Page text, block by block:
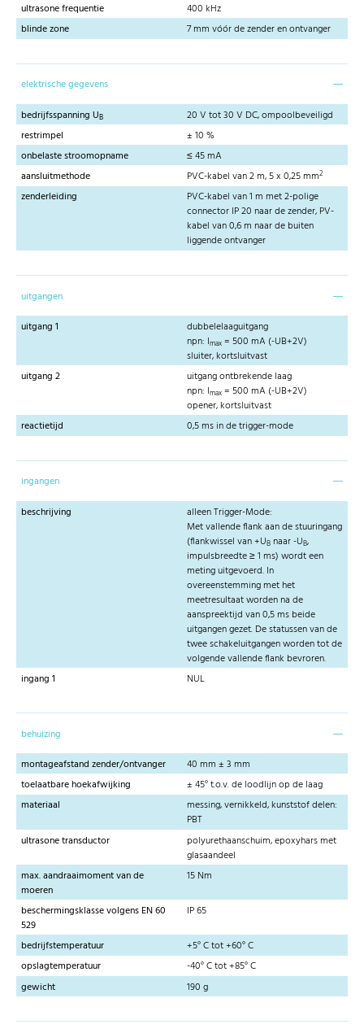
ultrasone frequentie
400 kHz
blinde zone
7 mm vóór de zender en ontvanger
elektrische gegevens
bedrijfsspanning UB
20 V tot 30 V DC, ompoolbeveiligd
restrimpel
± 10 %
onbelaste stroomopname
≤ 45 mA
aansluitmethode
PVC-kabel van 2 m, 5 x 0,25 mm2
zenderleiding
PVC-kabel van 1 m met 2-polige
connector IP 20 naar de zender, PV-
kabel van 0,6 m naar de buiten
liggende ontvanger
uitgangen
uitgang 1
dubbelelaaguitgang
npn: Imax = 500 mA (-UB+2V)
sluiter, kortsluitvast
uitgang 2
uitgang ontbrekende laag
npn: Imax = 500 mA (-UB+2V)
opener, kortsluitvast
reactietijd
0,5 ms in de trigger-mode
ingangen
beschrijving
alleen Trigger-Mode:
Met vallende flank aan de stuuringang
(flankwissel van +UB naar -UB,
impulsbreedte ≥ 1 ms) wordt een
meting uitgevoerd. In
overeenstemming met het
meetresultaat worden na de
aanspreektijd van 0,5 ms beide
uitgangen gezet. De statussen van de
twee schakeluitgangen worden tot de
volgende vallende flank bevroren.
ingang 1
NUL
behuizing
montageafstand zender/ontvanger
40 mm ± 3 mm
toelaatbare hoekafwijking
± 45° t.o.v. de loodlijn op de laag
materiaal
messing, vernikkeld, kunststof delen:
PBT
ultrasone transductor
polyurethaanschuim, epoxyhars met
glasaandeel
max. aandraaimoment van de
moeren
15 Nm
beschermingsklasse volgens EN 60
529
IP 65
bedrijfstemperatuur
+5° C tot +60° C
opslagtemperatuur
-40° C tot +85° C
gewicht
190 g